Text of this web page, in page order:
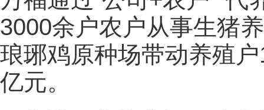
3000余户农户从事生猪
琅琊鸡原种场带动养殖
亿元。